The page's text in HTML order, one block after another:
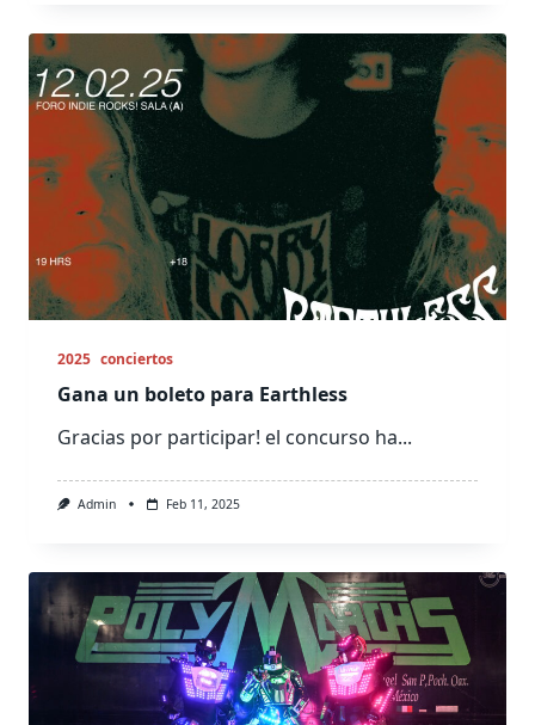
2025 conciertos
Gana un boleto para Earthless
Gracias por participar! el concurso ha...
Admin Feb 11, 2025